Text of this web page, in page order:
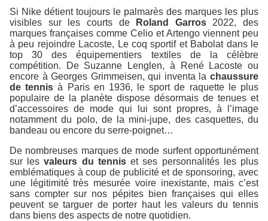
Si Nike détient toujours le palmarès des marques les plus
visibles sur les courts de
Roland Garros 2022, des
marques françaises comme Celio et Artengo viennent peu
à peu rejoindre Lacoste, Le coq sportif et Babolat dans le
top 30 des équipementiers textiles de la célèbre
compétition. De Suzanne Lenglen, à René Lacoste ou
encore à Georges Grimmeisen, qui inventa la chaussure
de tennisà Paris en 1936, le sport de raquette le plus
populaire de la planète dispose désormais de tenues et
d’accessoires de mode qui lui sont propres, à l’image
notamment du polo, de la mini-jupe, des casquettes, du
bandeau ou encore du serre-poignet…
De nombreuses marques de mode surfent opportunément
sur lesvaleurs du tenniset ses personnalités les plus
emblématiques à coup de publicité et de sponsoring, avec
une légitimité très mesurée voire inexistante, mais c’est
sans compter sur nos pépites bien françaises qui elles
peuvent se targuer de porter haut les valeurs du tennis
dans biens des aspects de notre quotidien.